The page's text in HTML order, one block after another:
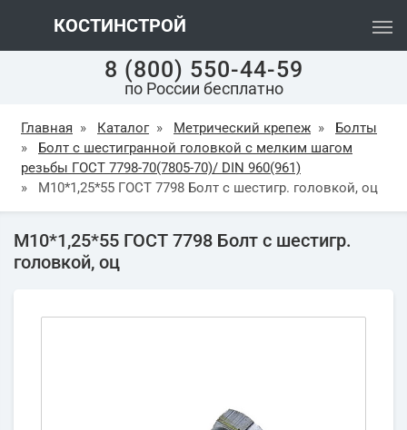
КОСТИНСТРОЙ
8 (800) 550-44-59
по России бесплатно
Главная » Каталог » Метрический крепеж »
Болты
»
Болт с шестигранной головкой с мелким шагом
резьбы ГОСТ 7798-70(7805-70)/ DIN 960(961)
»
М10*1,25*55 ГОСТ 7798 Болт с шестигр. головкой, оц
М10*1,25*55 ГОСТ 7798 Болт с шестигр.
головкой, оц